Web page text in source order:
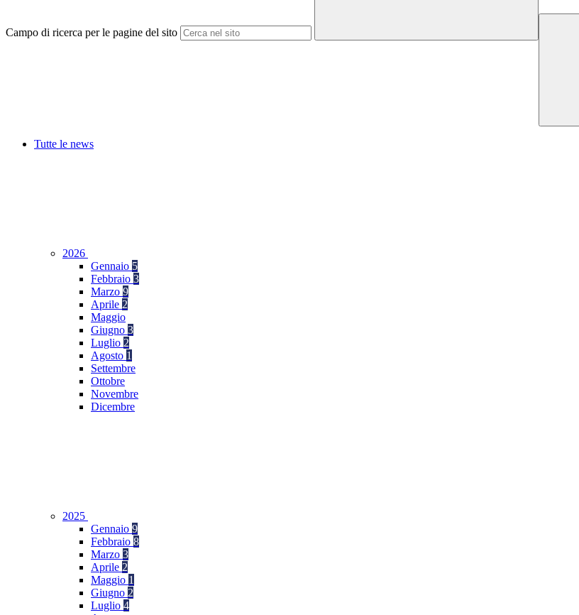
Campo di ricerca per le pagine del sito
Tutte le news
2026
Gennaio 5
Febbraio 3
Marzo 9
Aprile 2
Maggio
Giugno 3
Luglio 2
Agosto 1
Settembre
Ottobre
Novembre
Dicembre
2025
Gennaio 9
Febbraio 8
Marzo 3
Aprile 2
Maggio 1
Giugno 2
Luglio 4